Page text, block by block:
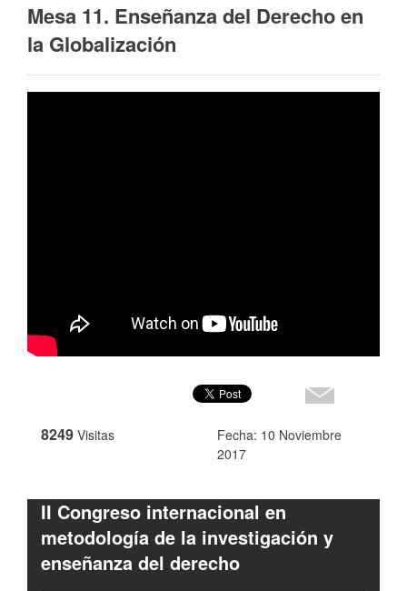
Mesa 11. Enseñanza del Derecho en
la Globalización
8249 Visitas
Fecha: 10 Noviembre
2017
II Congreso internacional en
metodología de la investigación y
enseñanza del derecho